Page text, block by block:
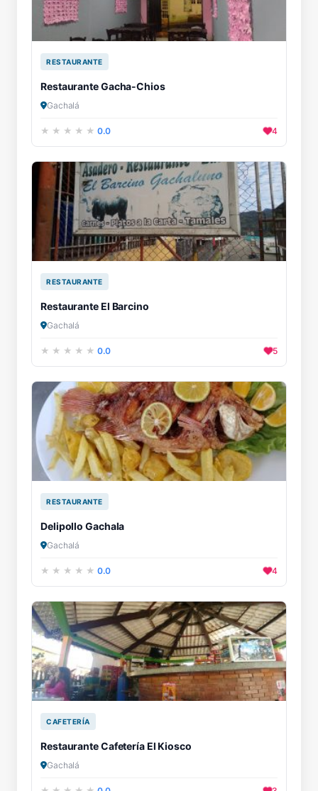
RESTAURANTE
Restaurante Gacha-Chios
Gachalá
0.0 4
RESTAURANTE
Restaurante El Barcino
Gachalá
0.0 5
RESTAURANTE
Delipollo Gachala
Gachalá
0.0 4
CAFETERÍA
Restaurante Cafetería El Kiosco
Gachalá